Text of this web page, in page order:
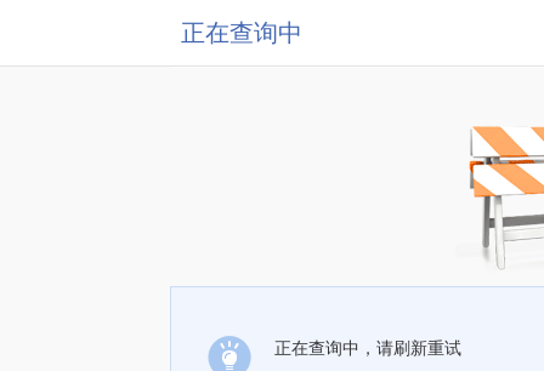
正在查询中
正在查询中，请刷新重试